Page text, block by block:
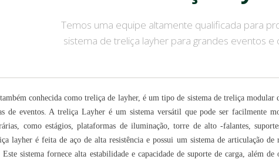
Ferramentas e acessórios de palcoCaixa de embalagem
Jóias de eventos de
Temos uma equipe altamente qualificada para
sistema de treliça layher para grandes eventos e
conhecida como treliça de layher, é um tipo de sistema de treliça
de eventos. A treliça Layher é um sistema versátil que pode ser facilmente
como estágios, plataformas de iluminação, torre de alto -falantes,
layher é feita de aço de alta resistência e possui um sistema de articulação de
Este sistema fornece alta estabilidade e capacidade de suporte de carga, além